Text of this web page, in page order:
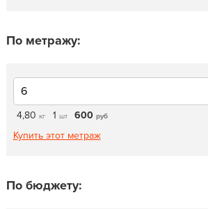
По метражу:
4,80 кг 1 шт 600 руб
Купить этот метраж
По бюджету: